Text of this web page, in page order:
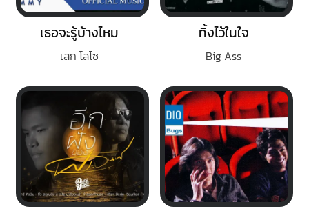
เธอจะรู้บ้างไหม
เสก โลโซ
ทิ้งไว้ในใจ
Big Ass